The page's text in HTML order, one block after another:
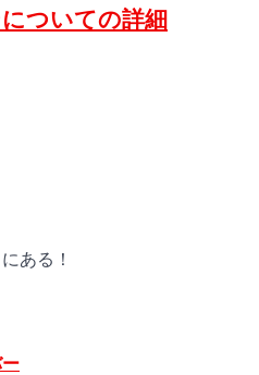
ついての詳細
ある！